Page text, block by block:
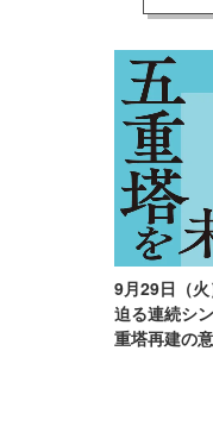
9月29日（
迫る連続シ
重塔再建の